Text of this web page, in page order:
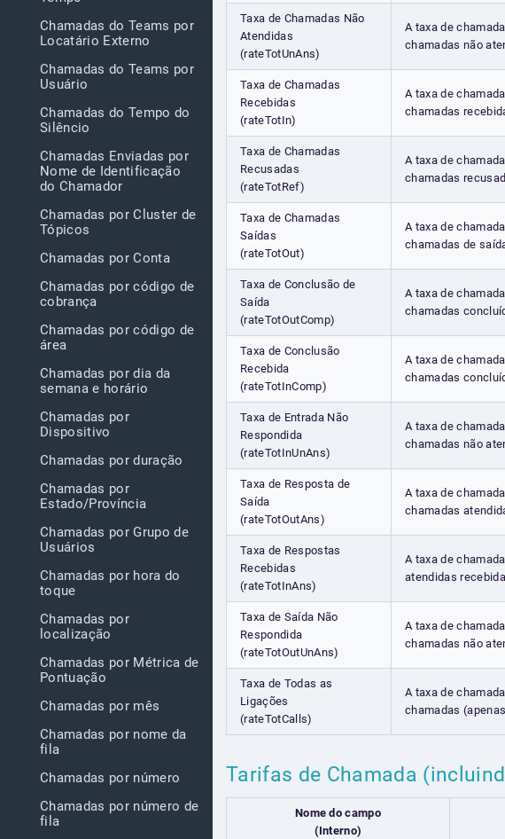
Chamadas do Teams por
Locatário Externo
Chamadas do Teams por
Usuário
Chamadas do Tempo do
Silêncio
Chamadas Enviadas por
Nome de Identificação
do Chamador
Chamadas por Cluster de
Tópicos
Chamadas por Conta
Chamadas por código de
cobrança
Chamadas por código de
área
Chamadas por dia da
semana e horário
Chamadas por
Dispositivo
Chamadas por duração
Chamadas por
Estado/Província
Chamadas por Grupo de
Usuários
Chamadas por hora do
toque
Chamadas por
localização
Chamadas por Métrica de
Pontuação
Chamadas por mês
Chamadas por nome da
fila
Chamadas por número
Chamadas por número de
fila
Taxa de Chamadas Não
Atendidas
(rateTotUnAns)
A taxa de
chamadas não
Taxa de Chamadas
Recebidas
(rateTotIn)
A taxa de
chamadas
Taxa de Chamadas
Recusadas
(rateTotRef)
A taxa de
chamadas
Taxa de Chamadas
Saídas
(rateTotOut)
A taxa de
chamadas de
Taxa de Conclusão de
Saída
(rateTotOutComp)
A taxa de
chamadas
Taxa de Conclusão
Recebida
(rateTotInComp)
A taxa de
chamadas
Taxa de Entrada Não
Respondida
(rateTotInUnAns)
A taxa de
chamadas não
Taxa de Resposta de
Saída
(rateTotOutAns)
A taxa de
chamadas
Taxa de Respostas
Recebidas
(rateTotInAns)
A taxa de
atendidas
Taxa de Saída Não
Respondida
(rateTotOutUnAns)
A taxa de
chamadas não
Taxa de Todas as
Ligações
(rateTotCalls)
A taxa de
chamadas
Tarifas de Chamada
Nome do campo
(Interno)